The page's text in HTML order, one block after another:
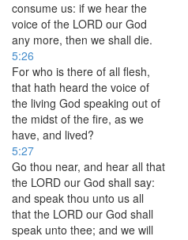
consume us: if we hear the
voice of the LORD our God
any more, then we shall die.
5:26
For who is there of all flesh,
that hath heard the voice of
the living God speaking out of
the midst of the fire, as we
have, and lived?
5:27
Go thou near, and hear all that
the LORD our God shall say:
and speak thou unto us all
that the LORD our God shall
speak unto thee; and we will